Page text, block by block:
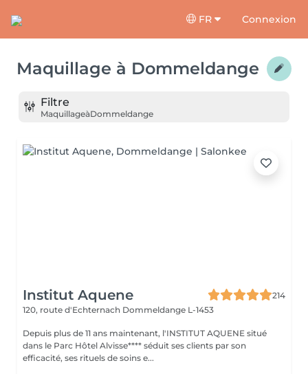
FR Connexion
Maquillage à Dommeldange
Filtre
MaquillageàDommeldange
Institut Aquene
214
120, route d'Echternach Dommeldange L-1453
Depuis plus de 11 ans maintenant, l'INSTITUT AQUENE situé
dans le Parc Hôtel Alvisse**** séduit ses clients par son
efficacité, ses rituels de soins e...